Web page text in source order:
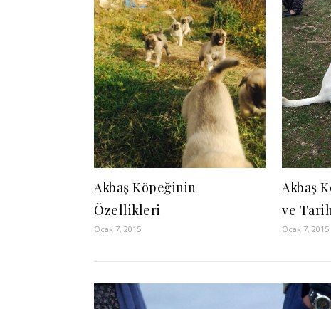
Akbaş Köpeğinin
Özellikleri
Ocak 7, 2015
Akbaş
ve
Ocak 7, 2015